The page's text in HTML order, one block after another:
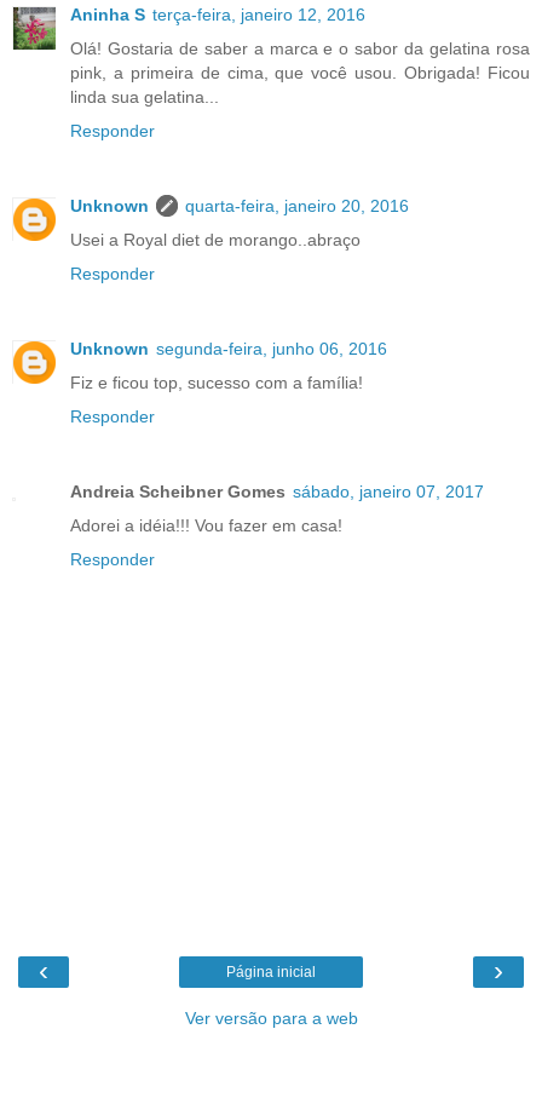
Aninha S terça-feira, janeiro 12, 2016
Olá! Gostaria de saber a marca e o sabor da gelatina rosa
pink, a primeira de cima, que você usou. Obrigada! Ficou
linda sua gelatina...
Responder
Unknown
quarta-feira, janeiro 20, 2016
Usei a Royal diet de morango..abraço
Responder
Unknown segunda-feira, junho 06, 2016
Fiz e ficou top, sucesso com a família!
Responder
Andreia Scheibner Gomes sábado, janeiro 07, 2017
Adorei a idéia!!! Vou fazer em casa!
Responder
‹ ›
Página inicial
Ver versão para a web